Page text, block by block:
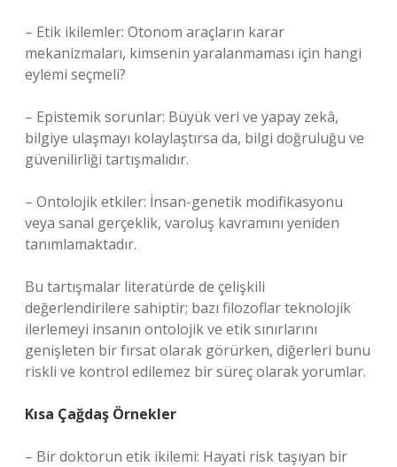
– Etik ikilemler: Otonom araçların karar
mekanizmaları, kimsenin yaralanmaması için hangi
eylemi seçmeli?
– Epistemik sorunlar: Büyük veri ve yapay zekâ,
bilgiye ulaşmayı kolaylaştırsa da, bilgi doğruluğu ve
güvenilirliği tartışmalıdır.
– Ontolojik etkiler: İnsan-genetik modifikasyonu
veya sanal gerçeklik, varoluş kavramını yeniden
tanımlamaktadır.
Bu tartışmalar literatürde de çelişkili
değerlendirilere sahiptir; bazı filozoflar teknolojik
ilerlemeyi insanın ontolojik ve etik sınırlarını
genişleten bir fırsat olarak görürken, diğerleri bunu
riskli ve kontrol edilemez bir süreç olarak yorumlar.
Kısa Çağdaş Örnekler
– Bir doktorun etik ikilemi: Hayati risk taşıyan bir